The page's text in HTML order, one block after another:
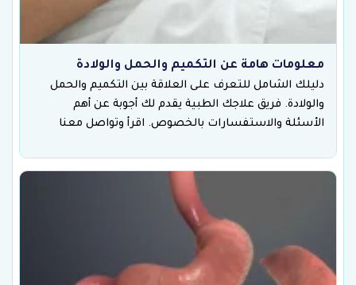
معلومات هامة عن التكميم والحمل والولادة
دليلك الشامل للتعرف على العلاقة بين التكميم والحمل
والولادة. فريق علاجك الطبية يقدم لك أجوبة عن أهم
الأسئلة والاستفسارات بالخصوص. اقرأ وتواصل معنا